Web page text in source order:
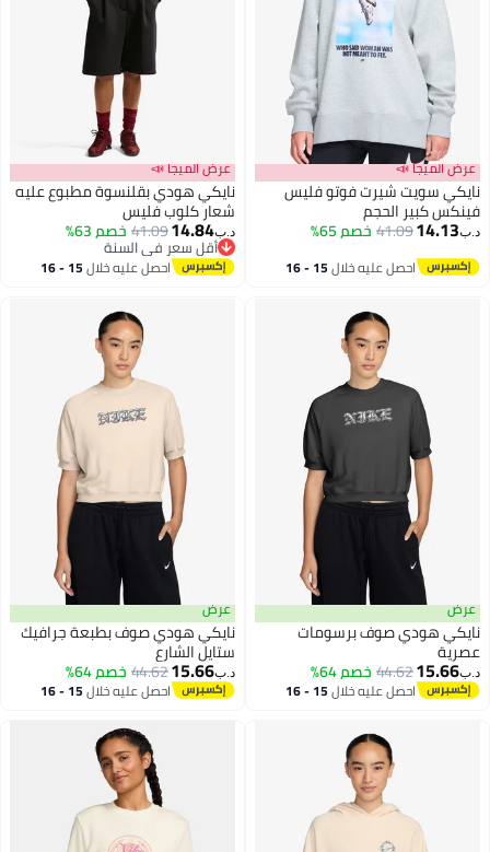
2
عرض الميجا 📣
نايكي سويت شيرت فوتو فليس
فينكس كبير الحجم
د.ب‏14.13
41.09خصم 65%
احصل عليه خلال 15 - 16
2
عرض الميجا 📣
نايكي هودي بقلنسوة مطبوع عليه
شعار كلوب فليس
د.ب‏14.84
41.09خصم 63%
أقل سعر في السنة
أقل سعر في السنة
احصل عليه خلال 15 - 16
2
عرض
نايكي هودي صوف برسومات
عصرية
د.ب‏15.66
44.62خصم 64%
احصل عليه خلال 15 - 16
2
عرض
نايكي هودي صوف بطبعة جرافيك
ستايل الشارع
د.ب‏15.66
44.62خصم 64%
احصل عليه خلال 15 - 16